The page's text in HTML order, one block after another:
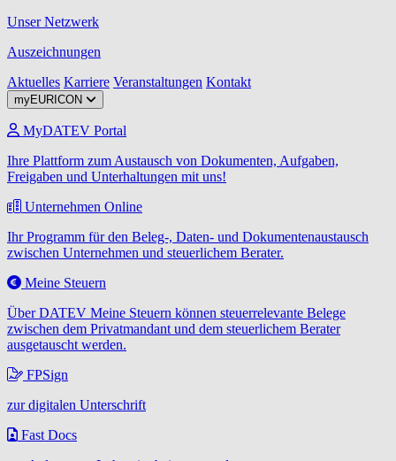
Unser Netzwerk
Auszeichnungen
Aktuelles Karriere Veranstaltungen Kontakt
myEURICON
MyDATEV Portal
Ihre Plattform zum Austausch von Dokumenten, Aufgaben,
Freigaben und Unterhaltungen mit uns!
Unternehmen Online
Ihr Programm für den Beleg-, Daten- und Dokumentenaustausch
zwischen Unternehmen und steuerlichem Berater.
Meine Steuern
Über DATEV Meine Steuern können steuerrelevante Belege
zwischen dem Privatmandant und dem steuerlichem Berater
ausgetauscht werden.
FPSign
zur digitalen Unterschrift
Fast Docs